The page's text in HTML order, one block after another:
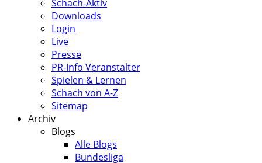
Schach-Aktiv
Downloads
Login
Live
Presse
PR-Info Veranstalter
Spielen & Lernen
Schach von A-Z
Sitemap
Archiv
Blogs
Alle Blogs
Bundesliga